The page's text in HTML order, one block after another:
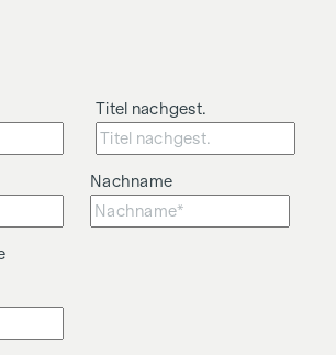
Titel nachgest.
Nachname